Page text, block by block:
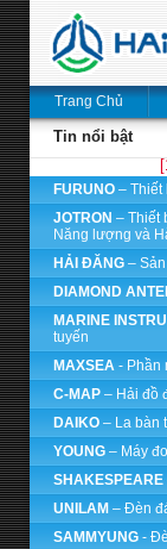
Trang Chủ
Tin nổi bật
FURUNO – Thiết
JOTRON – Thiết
Năng lượng và
HẢI ĐĂNG –
DIAMOND
MARINE
tuyến
MAXSEA - Phần
C-MAP – Hải đồ
DAIKO – La bàn
YOUNG – Máy
SHAKESPEARE
UNILAM – Đèn
SAMMYUNG -